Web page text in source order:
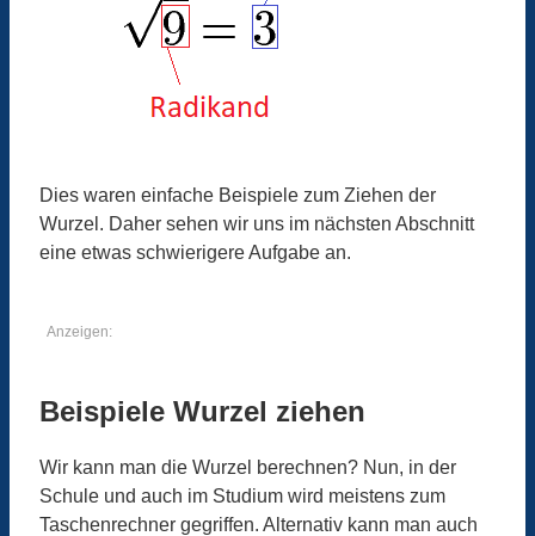
Dies waren einfache Beispiele zum Ziehen der
Wurzel. Daher sehen wir uns im nächsten Abschnitt
eine etwas schwierigere Aufgabe an.
Anzeigen:
Beispiele Wurzel ziehen
Wir kann man die Wurzel berechnen? Nun, in der
Schule und auch im Studium wird meistens zum
Taschenrechner gegriffen. Alternativ kann man auch